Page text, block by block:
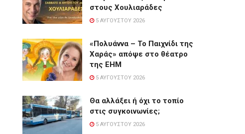
στους Χουλιαράδες
5 ΑΥΓΟΎΣΤΟΥ 2026
«Πολυάννα – Το Παιχνίδι της
Χαράς» απόψε στο θέατρο
της ΕΗΜ
5 ΑΥΓΟΎΣΤΟΥ 2026
Θα αλλάξει ή όχι το τοπίο
στις συγκοινωνίες;
5 ΑΥΓΟΎΣΤΟΥ 2026